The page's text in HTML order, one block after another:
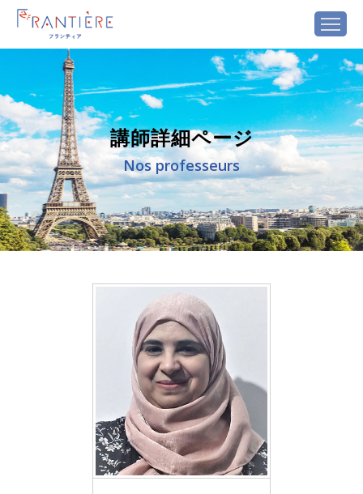
講師詳細ページ
Nos professeurs